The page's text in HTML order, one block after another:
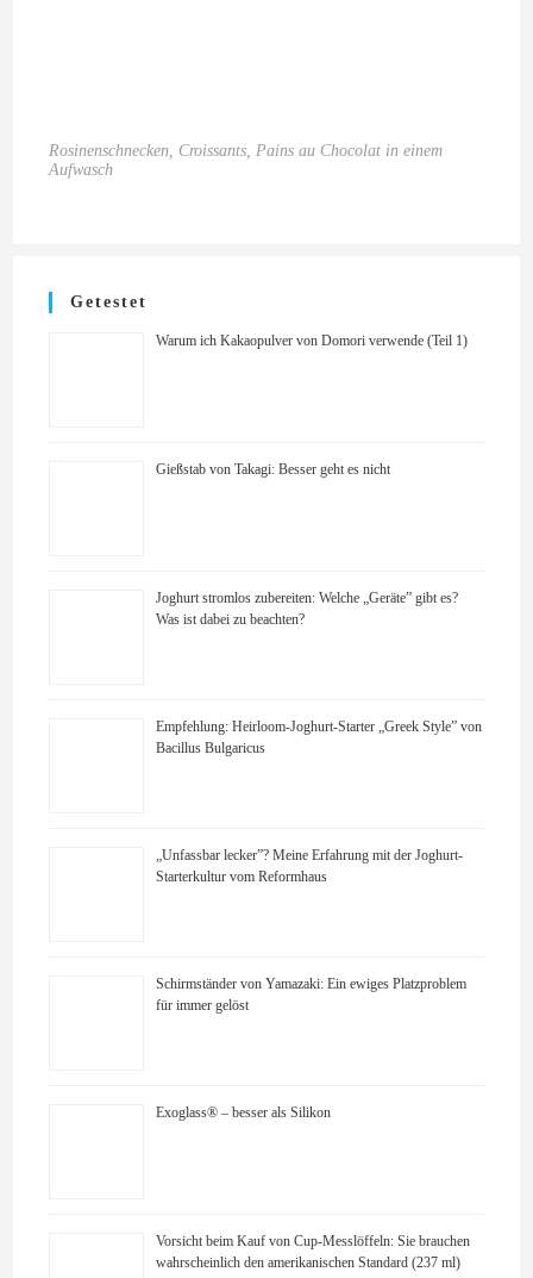
Rosinenschnecken, Croissants, Pains au Chocolat in einem
Aufwasch
Getestet
Warum ich Kakaopulver von Domori verwende (Teil 1)
Gießstab von Takagi: Besser geht es nicht
Joghurt stromlos zubereiten: Welche „Geräte” gibt es?
Was ist dabei zu beachten?
Empfehlung: Heirloom-Joghurt-Starter „Greek Style” von
Bacillus Bulgaricus
„Unfassbar lecker”? Meine Erfahrung mit der Joghurt-
Starterkultur vom Reformhaus
Schirmständer von Yamazaki: Ein ewiges Platzproblem
für immer gelöst
Exoglass® – besser als Silikon
Vorsicht beim Kauf von Cup-Messlöffeln: Sie brauchen
wahrscheinlich den amerikanischen Standard (237 ml)